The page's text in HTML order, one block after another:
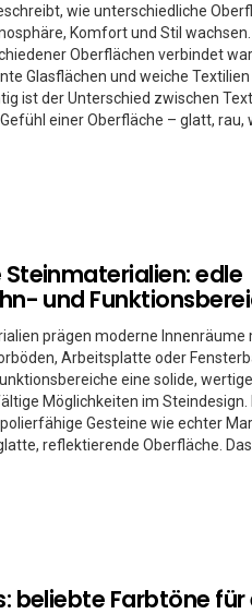
wie unterschiedliche
Komfort und Stil wachsen.
Oberflächen verbindet
Glasflächen und weiche
ist der Unterschied zwischen
einer Oberfläche – glatt, rau,
edle
und
prägen moderne Innenräume
Arbeitsplatte oder
eine solide, wertige
Möglichkeiten im Steindesign.
Gesteine wie echter
reflektierende Oberfläche.
beliebte Farbtöne für